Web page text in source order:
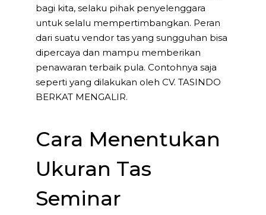
bagi kita, selaku pihak penyelenggara
untuk selalu mempertimbangkan. Peran
dari suatu vendor tas yang sungguhan bisa
dipercaya dan mampu memberikan
penawaran terbaik pula. Contohnya saja
seperti yang dilakukan oleh CV. TASINDO
BERKAT MENGALIR.
Cara Menentukan
Ukuran Tas
Seminar